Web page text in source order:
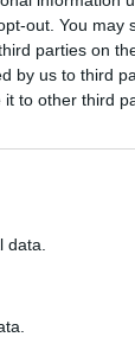
out. You may
parties on
by us to third
to other third